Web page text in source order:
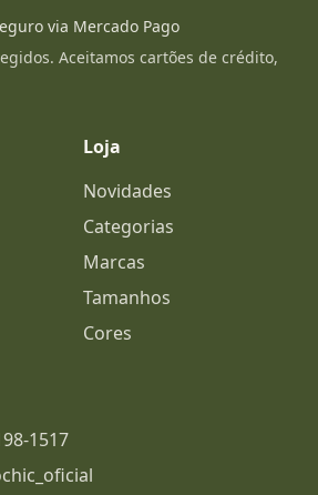
via Mercado Pago
Aceitamos cartões de crédito,
Loja
Novidades
Categorias
Marcas
Tamanhos
Cores
1517